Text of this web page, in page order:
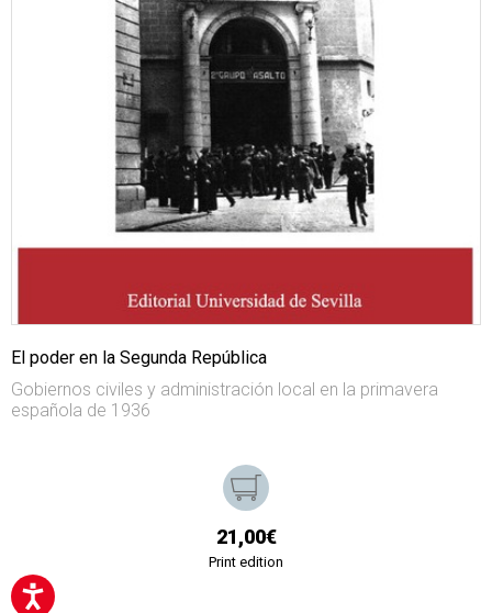
El poder en la Segunda República
Gobiernos civiles y administración local en la primavera
española de 1936
21,00€
Print edition